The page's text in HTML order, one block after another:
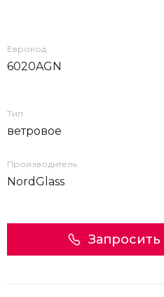
Еврокод
6020AGN
Тип
ветровое
Производитель
NordGlass
Запросить